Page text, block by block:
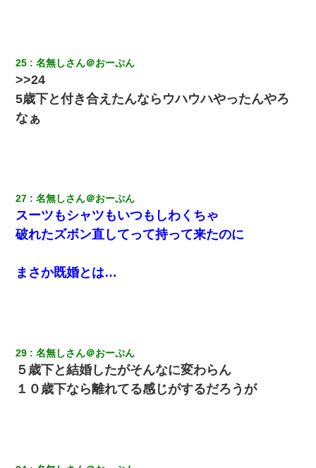
25 名無しさん＠おーぷん
>>24
5歳下と付き合えたんならウハウハやったんやろ
なぁ
27 名無しさん＠おーぷん
スーツもシャツもいつもしわくちゃ
破れたズボン直してって持って来たのに
まさか既婚とは…
29 名無しさん＠おーぷん
５歳下と結婚したがそんなに変わらん
１０歳下なら離れてる感じがするだろうが